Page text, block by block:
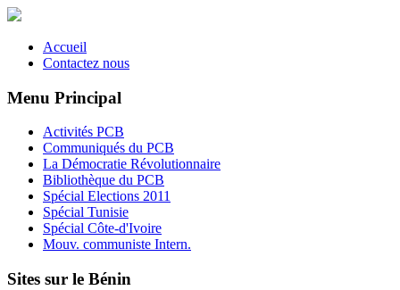
Accueil
Contactez nous
Menu Principal
Activités PCB
Communiqués du PCB
La Démocratie Révolutionnaire
Bibliothèque du PCB
Spécial Elections 2011
Spécial Tunisie
Spécial Côte-d'Ivoire
Mouv. communiste Intern.
Sites sur le Bénin